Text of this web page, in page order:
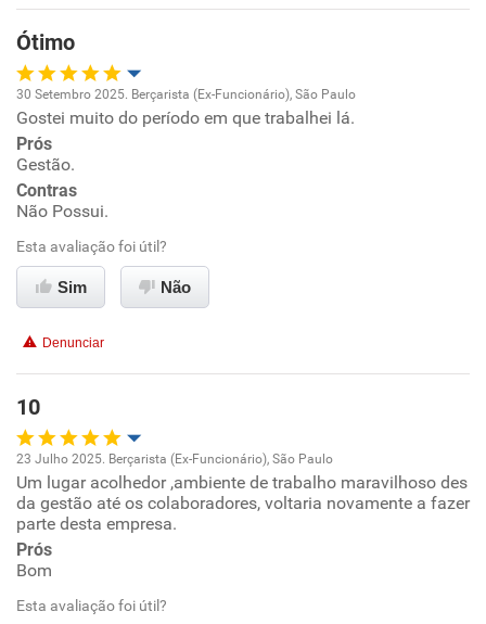
Benefícios
Recomenda esta empresa
Não recomenda a diretoria
Ótimo
Oportunidade de promoção
Ambiente de trabalho
Benefícios
Recomenda esta empresa
Recomenda a diretoria
30 Setembro 2025. Berçarista (Ex-Funcionário), São Paulo
Gostei muito do período em que trabalhei lá.
Prós
Gestão.
Contras
Não Possui.
Esta avaliação foi útil?
Sim Não
Denunciar
10
Oportunidade de promoção
Ambiente de trabalho
23 Julho 2025. Berçarista (Ex-Funcionário), São Paulo
Um lugar acolhedor ,ambiente de trabalho maravilhoso des
da gestão até os colaboradores, voltaria novamente a fazer
parte desta empresa.
Prós
Bom
Esta avaliação foi útil?